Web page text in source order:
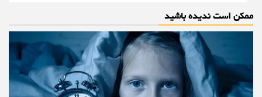
ممکن است ندیده باشید